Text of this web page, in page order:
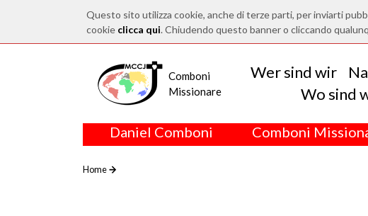
Questo sito utilizza cookie, anche di terze parti, per inviarti
cookie clicca qui. Chiudendo questo banner o cliccando
Comboni
Missionare
Wer sind wir
Wo sind
Daniel Comboni Comboni
Home